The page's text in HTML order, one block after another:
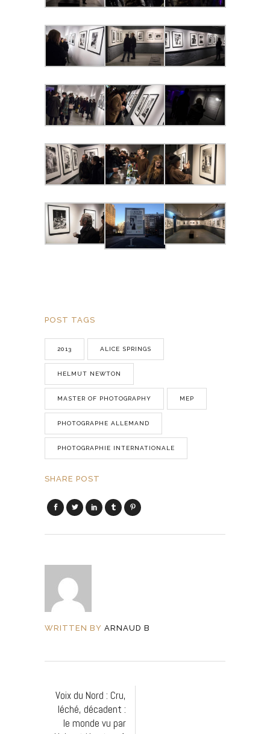
POST TAGS
2013 ALICE SPRINGS
HELMUT NEWTON
MASTER OF PHOTOGRAPHY MEP
PHOTOGRAPHE ALLEMAND
PHOTOGRAPHIE INTERNATIONALE
SHARE POST
WRITTEN BY ARNAUD B
Voix du Nord : Cru,
léché, décadent :
le monde vu par